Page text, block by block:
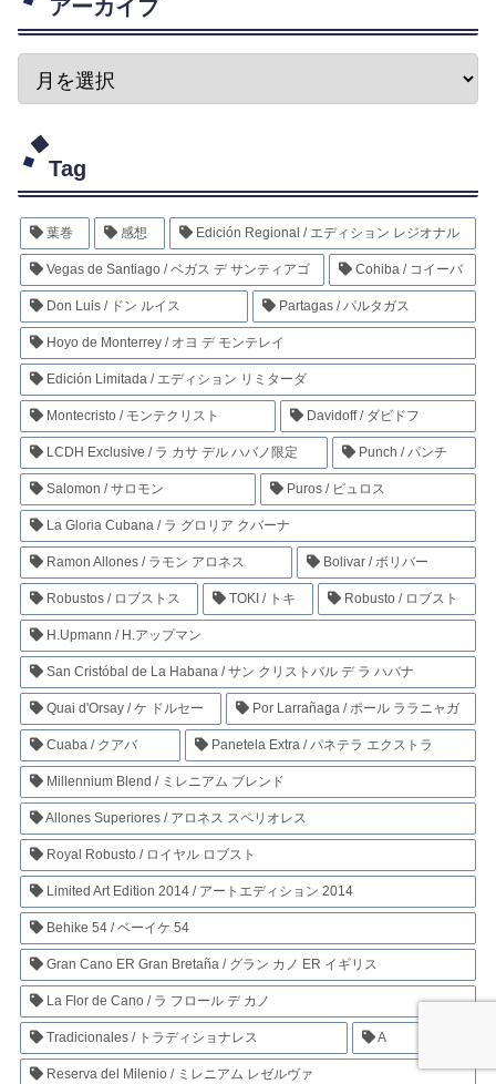
アーカイブ
Tag
葉巻 感想 Edición Regional / エディション レジオナル
Vegas de Santiago / ベガス デ サンティアゴ Cohiba / コイーバ
Don Luis / ドン ルイス Partagas / パルタガス
Hoyo de Monterrey / オヨ デ モンテレイ
Edición Limitada / エディション リミターダ
Montecristo / モンテクリスト Davidoff / ダビドフ
LCDH Exclusive / ラ カサ デル ハバノ限定 Punch / パンチ
Salomon / サロモン Puros / ピュロス
La Gloria Cubana / ラ グロリア クバーナ
Ramon Allones / ラモン アロネス Bolivar / ボリバー
Robustos / ロブストス TOKI / トキ Robusto / ロブスト
H.Upmann / H.アップマン
San Cristóbal de La Habana / サン クリストバル デ ラ ハバナ
Quai d'Orsay / ケ ドルセー Por Larrañaga / ポール ララニャガ
Cuaba / クアバ Panetela Extra / パネテラ エクストラ
Millennium Blend / ミレニアム ブレンド
Allones Superiores / アロネス スペリオレス
Royal Robusto / ロイヤル ロブスト
Limited Art Edition 2014 / アートエディション 2014
Behike 54 / ベーイケ 54
Gran Cano ER Gran Bretaña / グラン カノ ER イギリス
La Flor de Cano / ラ フロール デ カノ
Tradicionales / トラディショナレス A
Reserva del Milenio / ミレニアム レゼルヴァ